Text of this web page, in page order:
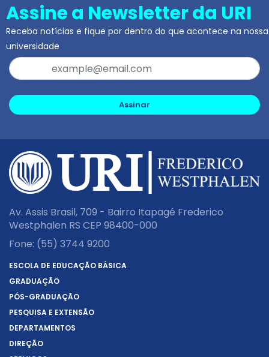
Assine a Newsletter da URI
Receba notícias e fique por dentro do que acontece na nossa
universidade
Assinar
Av. Assis Brasil, 709 - Bairro Itapagé Frederico
Westphalen RS CEP 98400-000
Fone: (55) 3744 9200
ESCOLA DE EDUCAÇÃO BÁSICA
GRADUAÇÃO
PÓS-GRADUAÇÃO
PESQUISA E EXTENSÃO
DEPARTAMENTOS
DIREÇÃO